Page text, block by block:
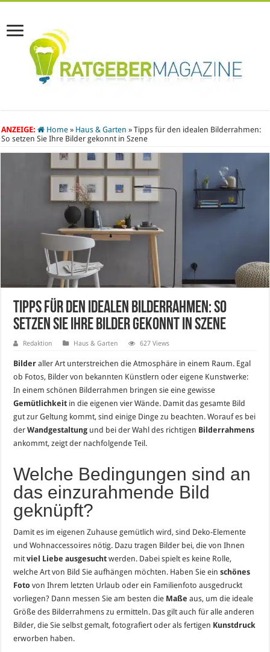
ANZEIGE: Home » Haus & Garten » Tipps für den idealen Bilderrahmen:
So setzen Sie Ihre Bilder gekonnt in Szene
Tipps für den idealen Bilderrahmen: So
setzen Sie Ihre Bilder gekonnt in Szene
Redaktion Haus & Garten 627 Views
Bilder aller Art unterstreichen die Atmosphäre in einem Raum. Egal
ob Fotos, Bilder von bekannten Künstlern oder eigene Kunstwerke:
In einem schönen Bilderrahmen bringen sie eine gewisse
Gemütlichkeit in die eigenen vier Wände. Damit das gesamte Bild
gut zur Geltung kommt, sind einige Dinge zu beachten. Worauf es bei
derWandgestaltung und bei der Wahl des richtigen Bilderrahmens
ankommt, zeigt der nachfolgende Teil.
Welche Bedingungen sind an
das einzurahmende Bild
geknüpft?
Damit es im eigenen Zuhause gemütlich wird, sind Deko-Elemente
und Wohnaccessoires nötig. Dazu tragen Bilder bei, die von Ihnen
mitviel Liebe ausgesucht werden. Dabei spielt es keine Rolle,
welche Art von Bild Sie aufhängen möchten. Haben Sie einschönes
Foto von Ihrem letzten Urlaub oder ein Familienfoto ausgedruckt
vorliegen? Dann messen Sie am besten die Maße aus, um die ideale
Größe des Bilderrahmens zu ermitteln. Das gilt auch für alle anderen
Bilder, die Sie selbst gemalt, fotografiert oder als fertigen Kunstdruck
erworben haben.